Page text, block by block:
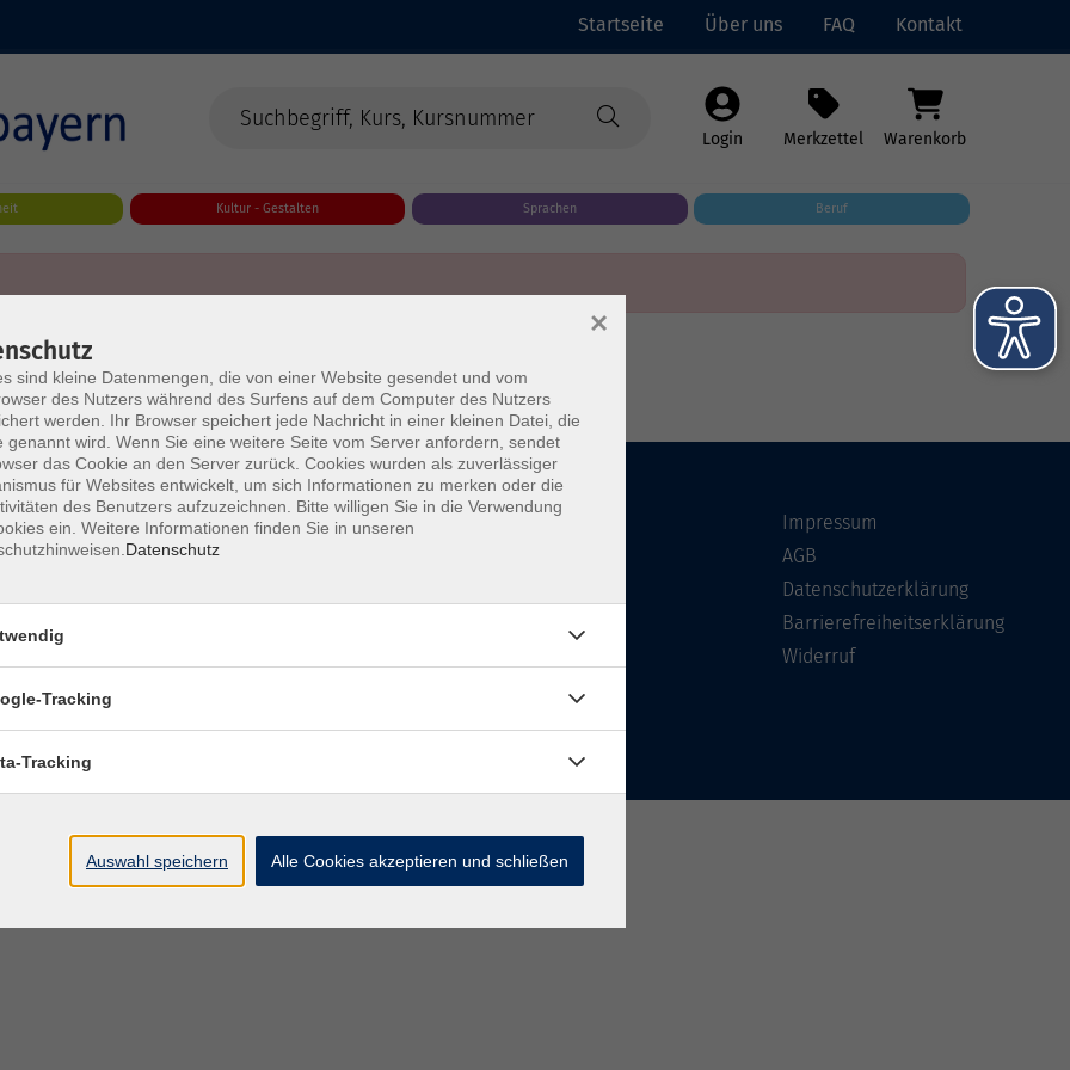
Startseite Über uns FAQ Kontakt
Login Merkzettel Warenkorb
Kultur - Gestalten Sprachen Beruf
Startseite
Impressum
AGB
Datenschutzerklärung
Barrierefreiheitserklärung
Widerruf
sind kleine Datenmengen, die von einer Website gesendet und vom
des Nutzers während des Surfens auf dem Computer des Nutzers
werden. Ihr Browser speichert jede Nachricht in einer kleinen Datei, die
genannt wird. Wenn Sie eine weitere Seite vom Server anfordern, sendet
das Cookie an den Server zurück. Cookies wurden als zuverlässiger
für Websites entwickelt, um sich Informationen zu merken oder die
des Benutzers aufzuzeichnen. Bitte willigen Sie in die Verwendung
ein. Weitere Informationen finden Sie in unseren
Datenschutz
×
Tracking
Tracking
Auswahl speichern Alle Cookies akzeptieren und schließen